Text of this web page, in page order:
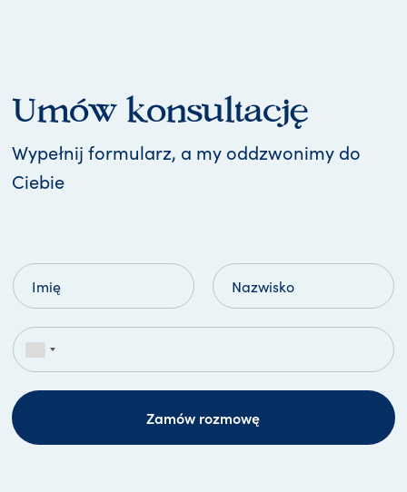
Umów konsultację
Wypełnij formularz, a my oddzwonimy do
Ciebie
Zamów rozmowę